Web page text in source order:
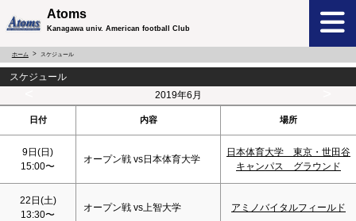
Atoms
Kanagawa univ. American football Club
ホーム スケジュール
スケジュール
2019年6月
日付 内容 場所
9日(日)
15:00〜
オープン戦 vs日本体育大学
日本体育大学 東京・世田谷
キャンパス グラウンド
22日(土)
13:30〜
オープン戦 vs上智大学 アミノバイタルフィールド